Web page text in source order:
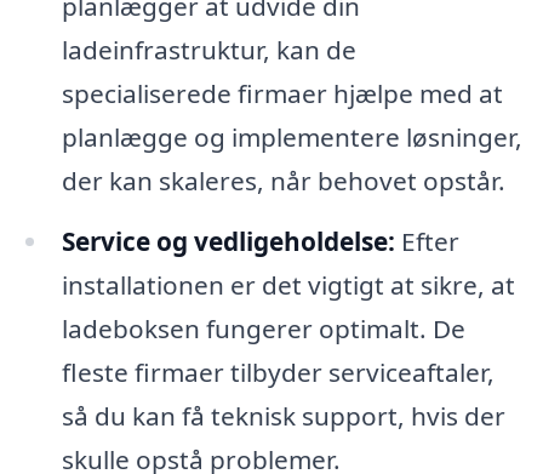
ladeinfrastruktur, kan de
specialiserede firmaer hjælpe med at
planlægge og implementere løsninger,
der kan skaleres, når behovet opstår.
Service og vedligeholdelse: Efter
installationen er det vigtigt at sikre, at
ladeboksen fungerer optimalt. De
fleste firmaer tilbyder serviceaftaler,
så du kan få teknisk support, hvis der
skulle opstå problemer.